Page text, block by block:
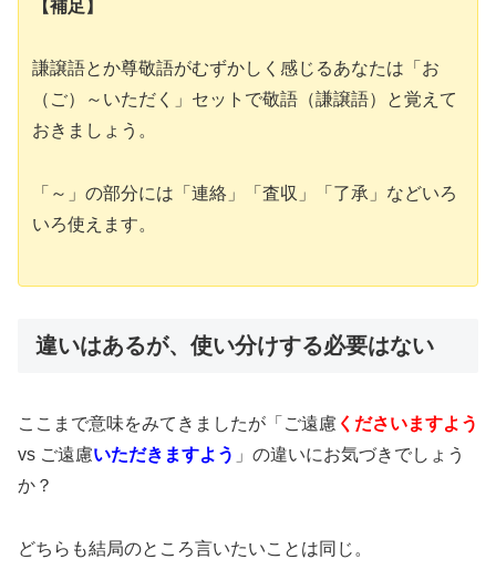
【補足】
謙譲語とか尊敬語がむずかしく感じるあなたは「お
（ご）～いただく」セットで敬語（謙譲語）と覚えて
おきましょう。
「～」の部分には「連絡」「査収」「了承」などいろ
いろ使えます。
違いはあるが、使い分けする必要はない
ここまで意味をみてきましたが「ご遠慮 くださいますよう
vs ご遠慮いただきますよう 」の違いにお気づきでしょう
か？
どちらも結局のところ言いたいことは同じ。